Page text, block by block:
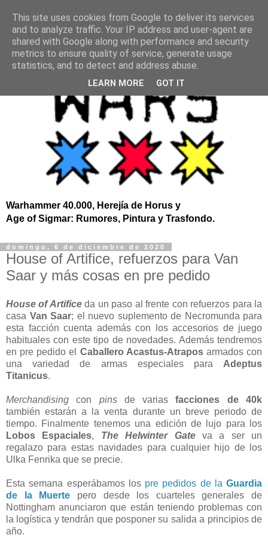
Warhammer 40.000, Herejía de Horus y
Age of Sigmar: Rumores, Pintura y Trasfondo.
domingo, 6 de diciembre de 2020
House of Artifice, refuerzos para Van
Saar y más cosas en pre pedido
House of Artificeda un paso al frente con refuerzos para la
casa Van Saar; el nuevo suplemento de Necromunda para
esta facción cuenta además con los accesorios de juego
habituales con este tipo de novedades. Además tendremos
en pre pedido el Caballero Acastus-Atraposarmados con
una variedad de armas especiales para Adeptus
Titanicus.
Merchandising con pinsde varias facciones de 40k
también estarán a la venta durante un breve periodo de
tiempo. Finalmente tenemos una edición de lujo para los
Lobos Espaciales, The Helwinter Gate va a ser un
regalazo para estas navidades para cualquier hijo de los
Ulka Fenrika que se precie.
Esta semana esperábamos los pre pedidos de la Guardia
de la Muerte pero desde los cuarteles generales de
Nottingham anunciaron que están teniendo problemas con
la logística y tendrán que posponer su salida a principios de
año.
This site uses cookies from Google to deliver its services
and to analyze traffic. Your IP address and user-agent are
shared with Google along with performance and security
metrics to ensure quality of service, generate usage
statistics, and to detect and address abuse.
LEARN MORE GOT IT